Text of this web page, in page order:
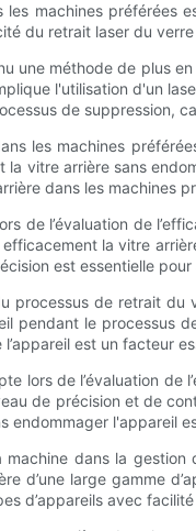
les machines
du retrait laser du
une méthode de plus
l'utilisation d'un
de suppression,
les machines
vitre arrière sans
dans les
de l’évaluation de
la vitre
est essentielle
processus de retrait
pendant le processus
est un facteur
lors de l’évaluation
de précision et de
endommager l'appareil
dans la
d’une large gamme
d’appareils avec